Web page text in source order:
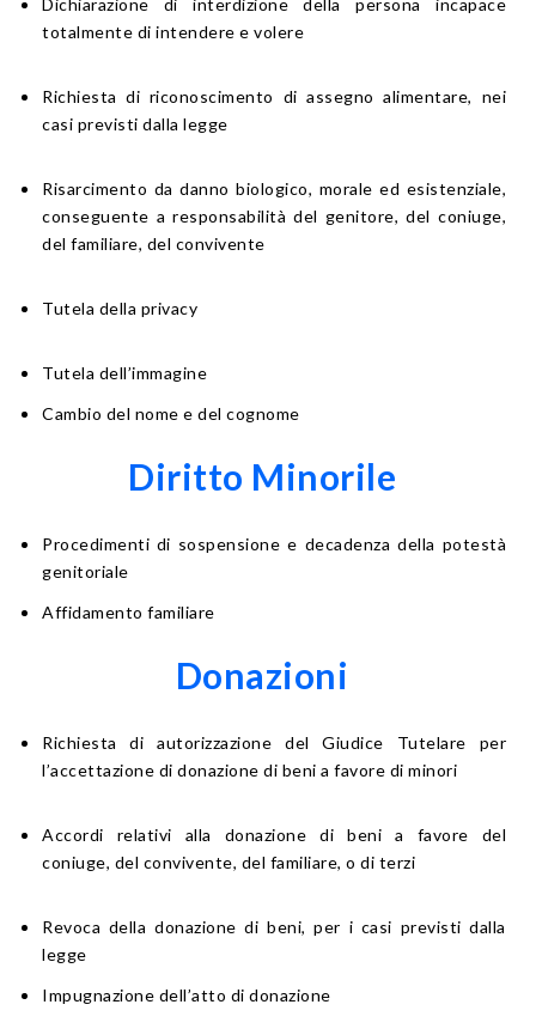
totalmente di intendere e volere
Richiesta di riconoscimento di assegno alimentare, nei
casi previsti dalla legge
Risarcimento da danno biologico, morale ed esistenziale,
conseguente a responsabilità del genitore, del coniuge,
del familiare, del convivente
Tutela della privacy
Tutela dell’immagine
Cambio del nome e del cognome
Diritto Minorile
Procedimenti di sospensione e decadenza della potestà
genitoriale
Affidamento familiare
Donazioni
Richiesta di autorizzazione del Giudice Tutelare per
l’accettazione di donazione di beni a favore di minori
Accordi relativi alla donazione di beni a favore del
coniuge, del convivente, del familiare, o di terzi
Revoca della donazione di beni, per i casi previsti dalla
legge
Impugnazione dell’atto di donazione